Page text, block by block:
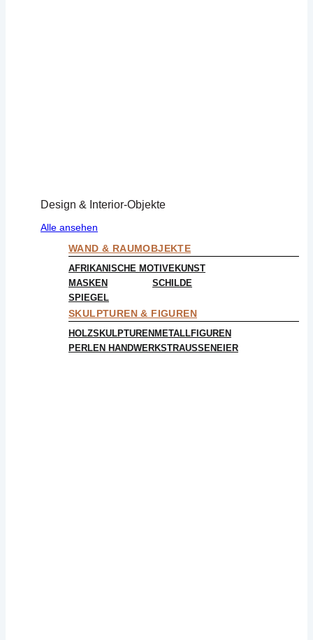
Design & Interior-Objekte
Alle ansehen
WAND & RAUMOBJEKTE
AFRIKANISCHE MOTIVEKUNST
MASKEN
SCHILDE
SPIEGEL
SKULPTUREN & FIGUREN
HOLZSKULPTURENMETALLFIGUREN
PERLEN HANDWERKSTRAUSSENEIER